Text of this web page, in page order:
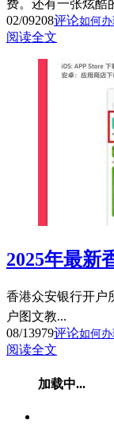
费。还有一张炫酷
02/09208评论如何
阅读全文
2025年最新
香港众安银行开户
户图文教...
08/13979评论如何
阅读全文
加载中...